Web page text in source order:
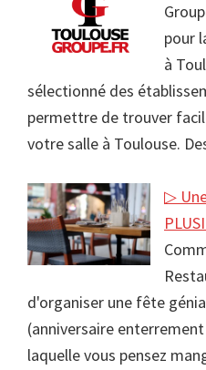
pour
à
sélectionné des
permettre de trouver
votre salle à Toulouse.
▷
d'organiser une fête
(anniversaire
laquelle vous pensez